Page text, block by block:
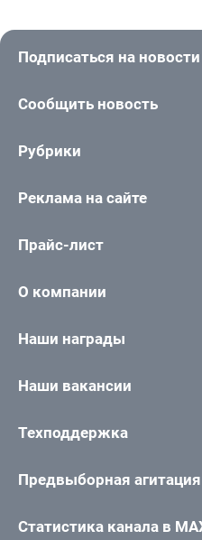
Подписаться на новости
Сообщить новость
Рубрики
Реклама на сайте
Прайс-лист
О компании
Наши награды
Наши вакансии
Техподдержка
Предвыборная агитация
Статистика канала в